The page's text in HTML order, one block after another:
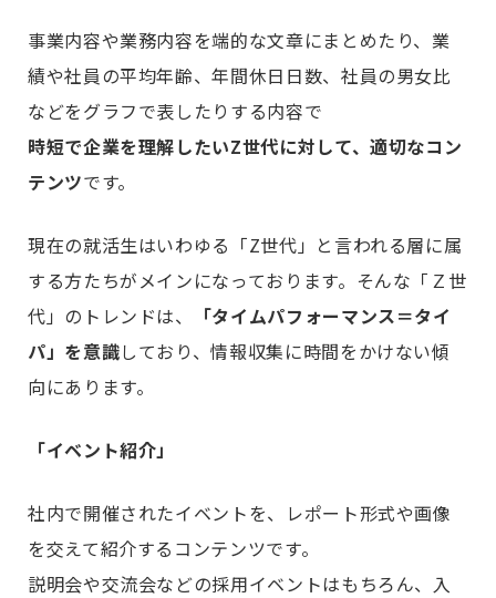
事業内容や業務内容を端的な文章にまとめたり、業
績や社員の平均年齢、年間休日日数、社員の男女比
などをグラフで表したりする内容で
時短で企業を理解したいZ世代に対して、適切なコン
テンツです。
現在の就活生はいわゆる「Z世代」と言われる層に属
する方たちがメインになっております。そんな「Ｚ世
代」のトレンドは、
「タイムパフォーマンス＝タイ
パ」を意識しており、情報収集に時間をかけない傾
向にあります。
「イベント紹介」
社内で開催されたイベントを、レポート形式や画像
を交えて紹介するコンテンツです。
説明会や交流会などの採用イベントはもちろん、入